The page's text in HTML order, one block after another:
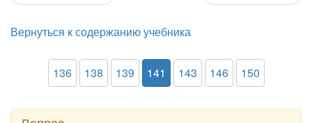
Вернуться к содержанию учебника
136 138 139 141 143 146 150